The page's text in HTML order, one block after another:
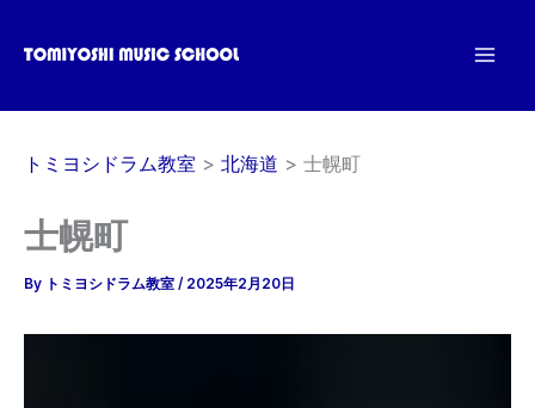
ス
トミヨシドラム教室 北海道 士幌町
士幌町
By トミヨシドラム教室 / 2025年2月20日